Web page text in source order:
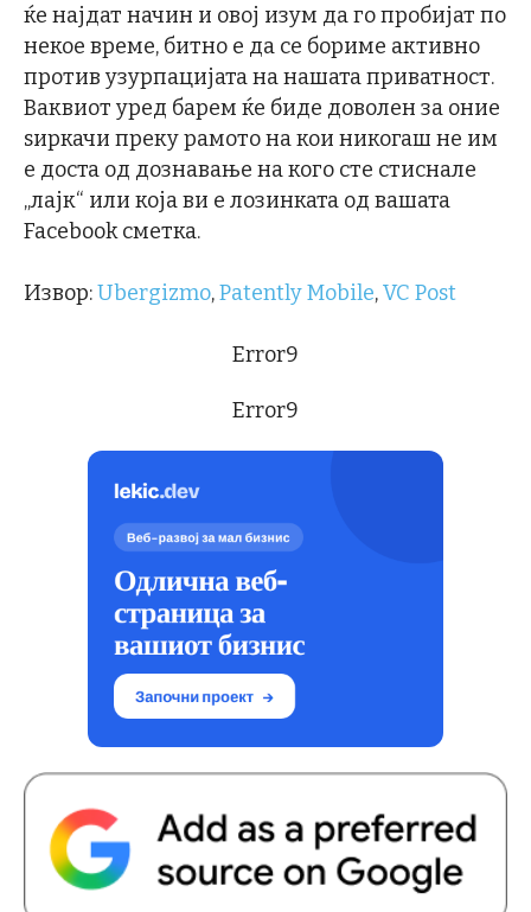
ќе најдат начин и овој изум да го пробијат по
некое време, битно е да се бориме активно
против узурпацијата на нашата приватност.
Ваквиот уред барем ќе биде доволен за оние
ѕиркачи преку рамото на кои никогаш не им
е доста од дознавање на кого сте стиснале
„лајк“ или која ви е лозинката од вашата
Facebook сметка.
Извор:Ubergizmo,Patently Mobile,VC Post
Error9
Error9